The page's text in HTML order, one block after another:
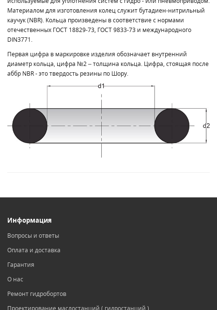
Материалом для изготовления колец служит бутадиен-нитрильный
каучук (NBR). Кольца произведены в соответствие с нормами
отечественных ГОСТ 18829-73, ГОСТ 9833-73 и международного
DIN3771.
Первая цифра в маркировке изделия обозначает внутренний
диаметр кольца, цифра №2 – толщина кольца. Цифра, стоящая после
аббр NBR - это твердость резины по Шору.
Информация
Вопросы и ответы
Оплата и доставка
Гарантия
О нас
Ремонт гидробортов
Проектирование маслостанций ( гидростанций )